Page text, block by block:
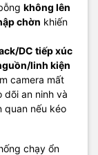
không lên
chờn khiến
DC tiếp xúc
linh kiện
camera mất
dõi an ninh và
quan nếu kéo
chạy ổn
theo dòng điện
sụt áp
nhiều camera
bảo ổn định